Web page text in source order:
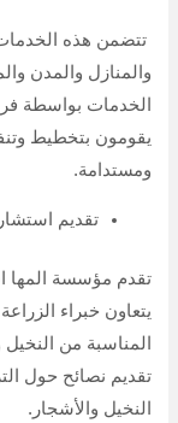
تتضمن هذه
والمنازل والمدن
الخدمات بواسطة
يقومون بتخطيط
ومستدامة.
تقديم
تقدم مؤسسة المها
يتعاون خبراء
المناسبة من النخيل
تقديم نصائح حول
النخيل والأشجار.